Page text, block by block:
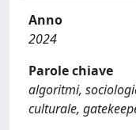
Anno
2024
Parole chiave
algoritmi,
culturale,